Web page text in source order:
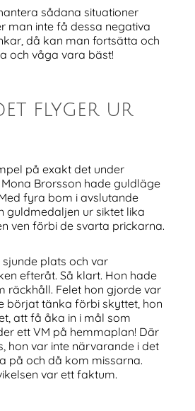
sådana situationer
man inte få dessa negativa
då kan man fortsätta och
och våga vara bäst!
flyger ur
på exakt det under
Brorsson hade guldläge
fyra bom i avslutande
guldmedaljen ur siktet lika
ven förbi de svarta prickarna.
plats och var
efteråt. Så klart. Hon hade
räckhåll. Felet hon gjorde var
börjat tänka förbi skyttet, hon
att få åka in i mål som
ett VM på hemmaplan! Där
hon var inte närvarande i det
på och då kom missarna.
var ett faktum.